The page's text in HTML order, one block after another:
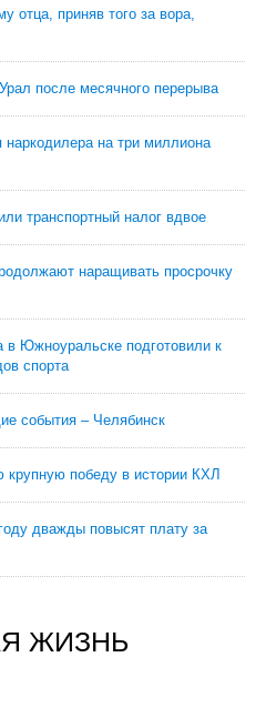
отца, приняв того за вора,
после месячного перерыва
на три миллиона
транспортный налог вдвое
наращивать просрочку
в Южноуральске подготовили к
спорта
события – Челябинск
победу в истории КХЛ
дважды повысят плату за
ЖИЗНЬ